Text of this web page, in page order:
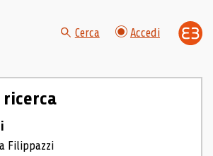
Cerca Accedi
Filippazzi